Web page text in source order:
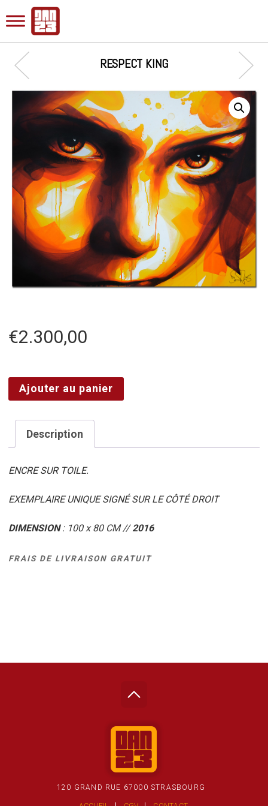
RESPECT KING
€2.300,00
quantité
de
Ajouter au panier
Description
ENCRE SUR TOILE.
EXEMPLAIRE UNIQUE SIGNÉ SUR LE CÔTÉ DROIT
DIMENSION: 100 x 80 CM //2016
FRAIS DE LIVRAISON GRATUIT
120 GRAND RUE 67000 STRASBOURG